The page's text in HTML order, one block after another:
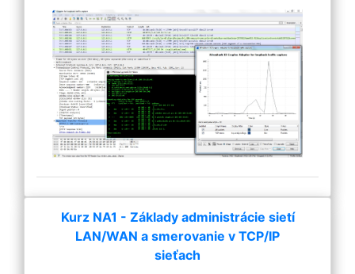
Kurz NA1 - Základy administrácie sietí
LAN/WAN a smerovanie v TCP/IP
sieťach